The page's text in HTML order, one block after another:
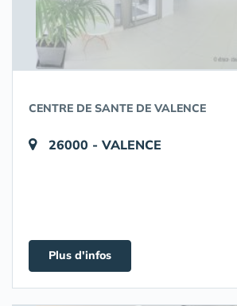
CENTRE DE SANTE DE VALENCE
26000 - VALENCE
Plus d'infos